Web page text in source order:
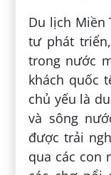
Du lịch Miền
tư phát
trong nước
khách quốc
chủ yếu là
và sông
được trải
qua các con